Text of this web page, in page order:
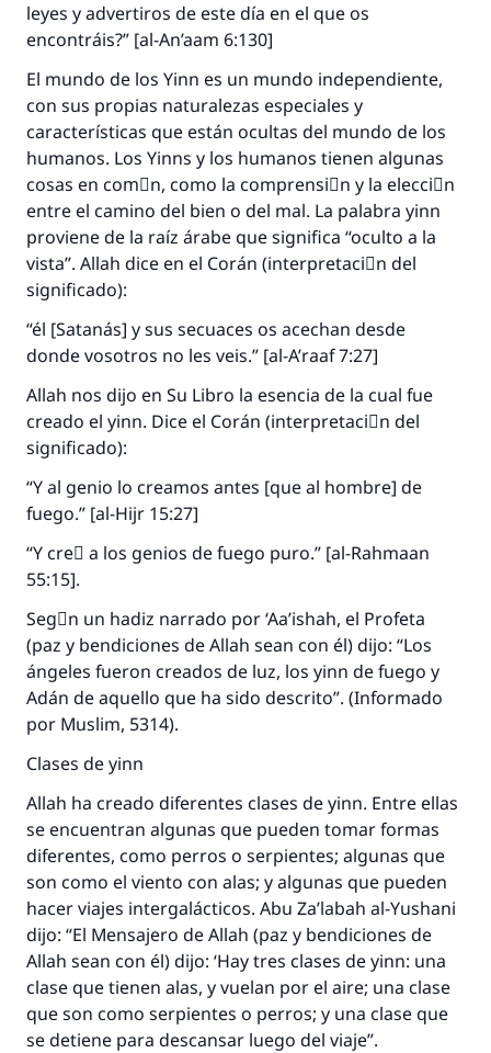
leyes y advertiros de este día en el que os
encontráis?” [al-An’aam 6:130]
El mundo de los Yinn es un mundo independiente,
con sus propias naturalezas especiales y
características que están ocultas del mundo de los
humanos. Los Yinns y los humanos tienen algunas
cosas en comْn, como la comprensiَn y la elecciَn
entre el camino del bien o del mal. La palabra yinn
proviene de la raíz árabe que significa “oculto a la
vista”. Allah dice en el Corán (interpretaciَn del
significado):
“él [Satanás] y sus secuaces os acechan desde
donde vosotros no les veis.” [al-A’raaf 7:27]
Allah nos dijo en Su Libro la esencia de la cual fue
creado el yinn. Dice el Corán (interpretaciَn del
significado):
“Y al genio lo creamos antes [que al hombre] de
fuego.” [al-Hijr 15:27]
“Y creَ a los genios de fuego puro.” [al-Rahmaan
55:15].
Segْn un hadiz narrado por ‘Aa’ishah, el Profeta
(paz y bendiciones de Allah sean con él) dijo: “Los
ángeles fueron creados de luz, los yinn de fuego y
Adán de aquello que ha sido descrito”. (Informado
por Muslim, 5314).
Clases de yinn
Allah ha creado diferentes clases de yinn. Entre ellas
se encuentran algunas que pueden tomar formas
diferentes, como perros o serpientes; algunas que
son como el viento con alas; y algunas que pueden
hacer viajes intergalácticos. Abu Za’labah al-Yushani
dijo: “El Mensajero de Allah (paz y bendiciones de
Allah sean con él) dijo: ‘Hay tres clases de yinn: una
clase que tienen alas, y vuelan por el aire; una clase
que son como serpientes o perros; y una clase que
se detiene para descansar luego del viaje”.